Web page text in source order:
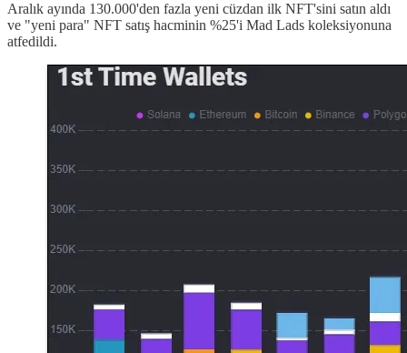
Aralık ayında 130.000'den fazla yeni cüzdan ilk NFT'sini satın aldı
ve "yeni para" NFT satış hacminin %25'i Mad Lads koleksiyonuna
atfedildi.